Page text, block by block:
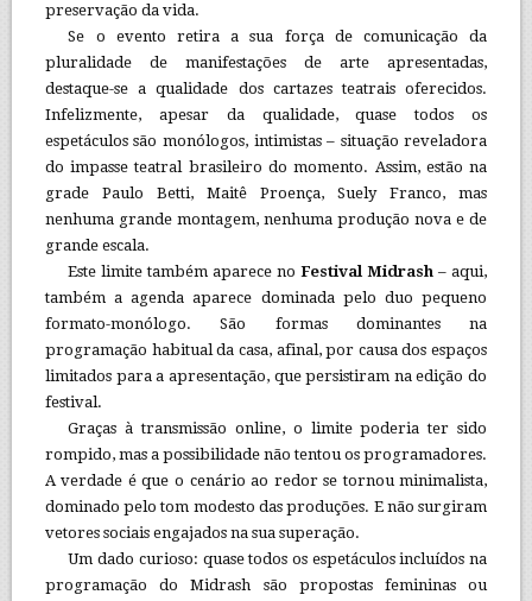
preservação da vida.
Se o evento retira a sua força de comunicação da
pluralidade de manifestações de arte apresentadas,
destaque-se a qualidade dos cartazes teatrais oferecidos.
Infelizmente, apesar da qualidade, quase todos os
espetáculos são monólogos, intimistas – situação reveladora
do impasse teatral brasileiro do momento. Assim, estão na
grade Paulo Betti, Maitê Proença, Suely Franco, mas
nenhuma grande montagem, nenhuma produção nova e de
grande escala.
Este limite também aparece noFestival Midrash – aqui,
também a agenda aparece dominada pelo duo pequeno
formato-monólogo. São formas dominantes na
programação habitual da casa, afinal, por causa dos espaços
limitados para a apresentação, que persistiram na edição do
festival.
Graças à transmissão online, o limite poderia ter sido
rompido, mas a possibilidade não tentou os programadores.
A verdade é que o cenário ao redor se tornou minimalista,
dominado pelo tom modesto das produções. E não surgiram
vetores sociais engajados na sua superação.
Um dado curioso: quase todos os espetáculos incluídos na
programação do Midrash são propostas femininas ou